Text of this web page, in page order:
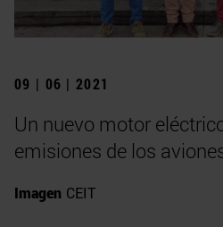
09 | 06 | 2021
Un nuevo motor
emisiones de los
Imagen CEIT